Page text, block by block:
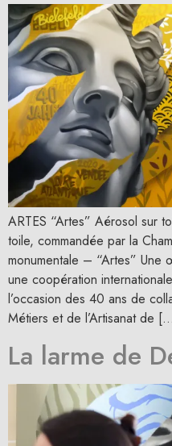
ARTES “Artes” Aérosol sur
toile, commandée par la
monumentale – “Artes”
une coopération
l’occasion des 40 ans de
Métiers et de l’Artisanat de
La larme de